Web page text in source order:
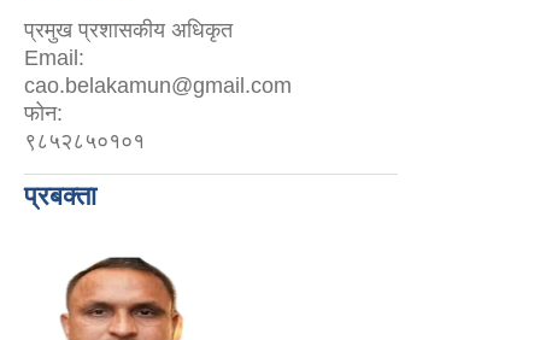
प्रमुख प्रशासकीय अधिकृत
Email:
cao.belakamun@gmail.com
फोन:
९८५२८५०१०१
प्रबक्ता